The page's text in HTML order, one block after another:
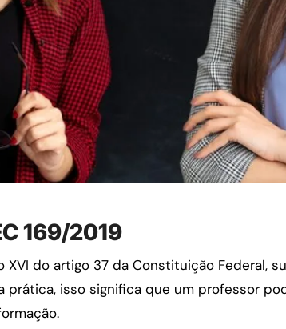
169/2019
do artigo 37 da Constituição Federal,
prática, isso significa que um professor